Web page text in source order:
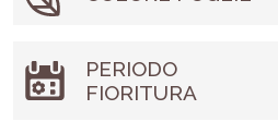
PERIODO
FIORITURA